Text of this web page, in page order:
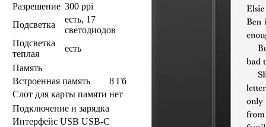
Разрешение 300 ppi
Подсветка
есть, 17
светодиодов
Подсветка
теплая
есть
Память
Встроенная память
8 Гб
Слот для карты памяти нет
Подключение и зарядка
Интерфейс USB USB-C